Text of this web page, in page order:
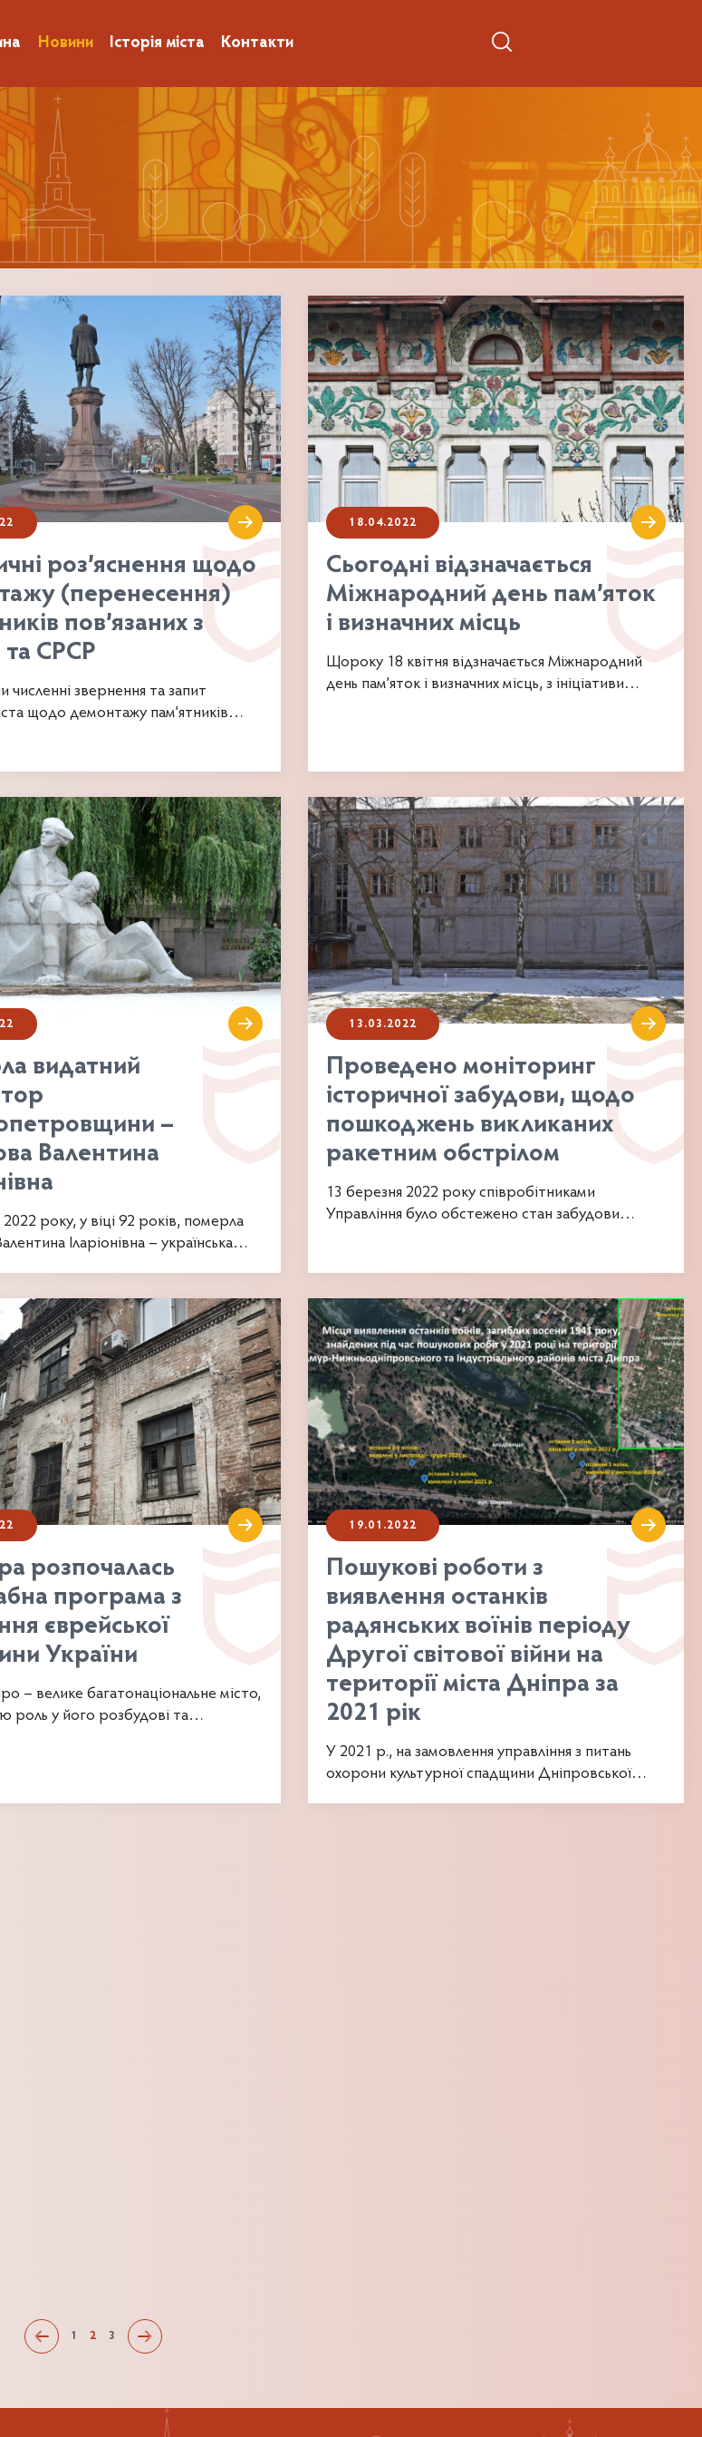
Новини Історія міста Контакти
роз’яснення щодо
(перенесення)
пов’язаних з
та СРСР
численні звернення та запит
щодо демонтажу пам’ятників
18.04.2022
Сьогодні відзначається
Міжнародний день пам’яток
і визначних місць
Щороку 18 квітня відзначається Міжнародний
день пам’яток і визначних місць, з ініціативи
видатний
–
Валентина
року, у віці 92 років, померла
Іларіонівна – українська
13.03.2022
Проведено моніторинг
історичної забудови, щодо
пошкоджень викликаних
ракетним обстрілом
13 березня 2022 року співробітниками
Управління було обстежено стан забудови
розпочалась
програма з
єврейської
України
– велике багатонаціональне місто,
роль у його розбудові та
19.01.2022
Пошукові роботи з
виявлення останків
радянських воїнів періоду
Другої світової війни на
території міста Дніпра за
2021 рік
У 2021 р., на замовлення управління з питань
охорони культурної спадщини Дніпровської
1 2 3